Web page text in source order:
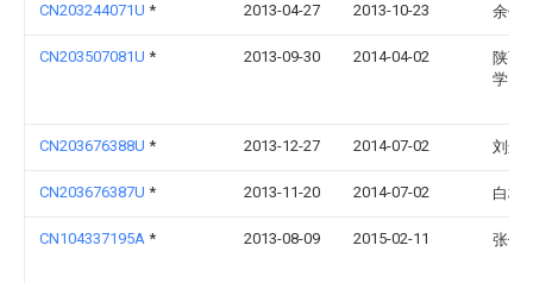
CN203244071U * 2013-04-27 2013-10-23 余保
CN203507081U * 2013-09-30 2014-04-02
陕西
学
CN203676388U * 2013-12-27 2014-07-02 刘进
CN203676387U * 2013-11-20 2014-07-02 白杨
CN104337195A * 2013-08-09 2015-02-11 张伟